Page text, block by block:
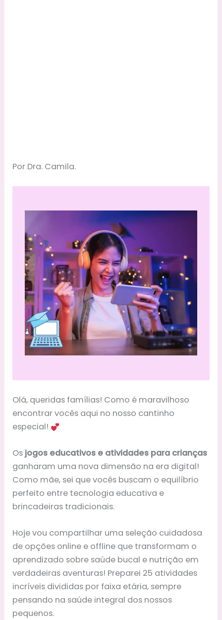
Por Dra. Camila.
Olá, queridas famílias! Como é maravilhoso
encontrar vocês aqui no nosso cantinho
especial!
Os jogos educativos e atividades para crianças
ganharam uma nova dimensão na era digital!
Como mãe, sei que vocês buscam o equilíbrio
perfeito entre tecnologia educativa e
brincadeiras tradicionais.
Hoje vou compartilhar uma seleção cuidadosa
de opções online e offline que transformam o
aprendizado sobre saúde bucal e nutrição em
verdadeiras aventuras! Preparei 25 atividades
incríveis divididas por faixa etária, sempre
pensando na saúde integral dos nossos
pequenos.